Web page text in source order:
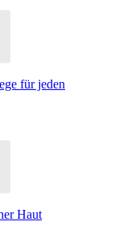
für jeden
Haut